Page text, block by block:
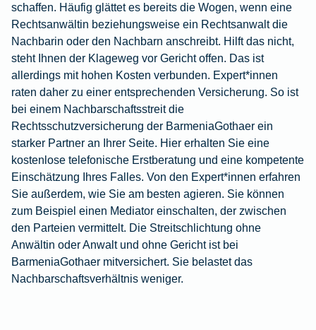
schaffen. Häufig glättet es bereits die Wogen, wenn eine
Rechtsanwältin beziehungsweise ein Rechtsanwalt die
Nachbarin oder den Nachbarn anschreibt. Hilft das nicht,
steht Ihnen der Klageweg vor Gericht offen. Das ist
allerdings mit hohen Kosten verbunden. Expert*innen
raten daher zu einer entsprechenden Versicherung. So ist
bei einem Nachbarschaftsstreit die
Rechtsschutzversicherung der BarmeniaGothaer ein
starker Partner an Ihrer Seite. Hier erhalten Sie eine
kostenlose telefonische Erstberatung und eine kompetente
Einschätzung Ihres Falles. Von den Expert*innen erfahren
Sie außerdem, wie Sie am besten agieren. Sie können
zum Beispiel einen Mediator einschalten, der zwischen
den Parteien vermittelt. Die Streitschlichtung ohne
Anwältin oder Anwalt und ohne Gericht ist bei
BarmeniaGothaer mitversichert. Sie belastet das
Nachbarschaftsverhältnis weniger.